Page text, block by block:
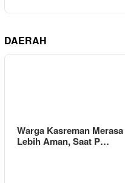
DAERAH
Warga Kasreman Merasa
Lebih Aman, Saat P…